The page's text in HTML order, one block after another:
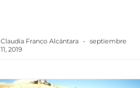
Claudia Franco Alcántara
septiembre
11, 2019